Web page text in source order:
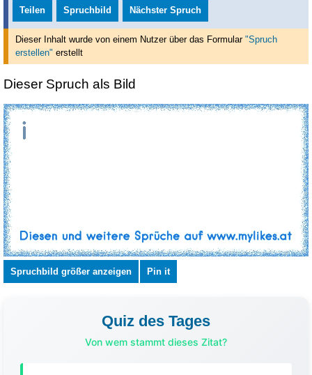
Teilen
Spruchbild Nächster Spruch
Dieser Inhalt wurde von einem Nutzer über das Formular "Spruch
erstellen" erstellt
Dieser Spruch als Bild
Spruchbild größer anzeigen Pin it
Quiz des Tages
Von wem stammt dieses Zitat?